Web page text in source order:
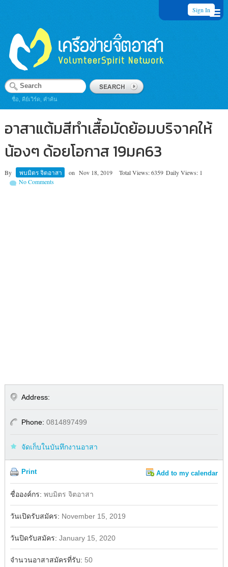
Sign In
ชื่อ, คีย์เวิร์ด, คำค้น
อาสาแต้มสีทำเสื้อมัดย้อมบริจาคให้
น้องๆ ด้อยโอกาส 19มค63
By พบมิตร จิตอาสา on Nov 18, 2019 Total Views: 6359 Daily Views: 1
No Comments
Address:
Phone: 0814897499
จัดเก็บในบันทึกงานอาสา
Print Add to my calendar
ชื่อองค์กร: พบมิตร จิตอาสา
วันเปิดรับสมัคร: November 15, 2019
วันปิดรับสมัคร: January 15, 2020
จำนวนอาสาสมัครที่รับ: 50